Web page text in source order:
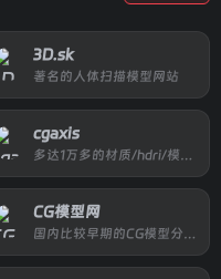
3D.sk
著名的人体扫描模型网站
cgaxis
CG模型网